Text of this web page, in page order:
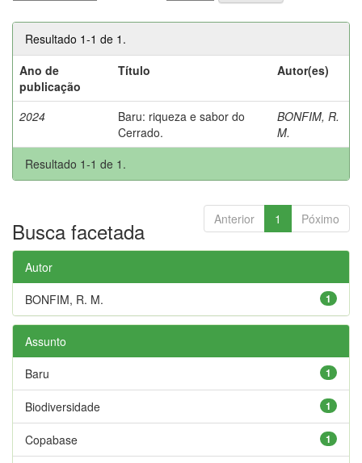
Resultado 1-1 de 1.
Ano de
publicação
Título Autor(es)
2024
Baru: riqueza e sabor do
Cerrado.
BONFIM, R.
M.
Resultado 1-1 de 1.
Anterior 1 Póximo
Busca facetada
Autor
1
BONFIM, R. M.
Assunto
1
Baru
1
Biodiversidade
1
Copabase